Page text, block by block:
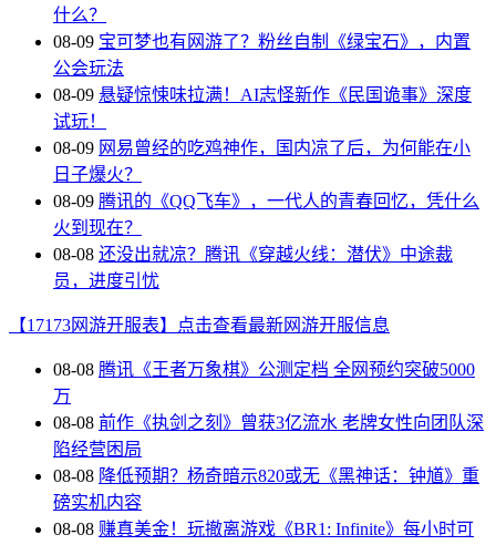
什么？
08-09 宝可梦也有网游了？粉丝自制《绿宝石》，内置
公会玩法
08-09 悬疑惊悚味拉满！AI志怪新作《民国诡事》深度
试玩！
08-09 网易曾经的吃鸡神作，国内凉了后，为何能在小
日子爆火？
08-09 腾讯的《QQ飞车》，一代人的青春回忆，凭什么
火到现在？
08-08 还没出就凉？腾讯《穿越火线：潜伏》中途裁
员，进度引忧
【17173网游开服表】点击查看最新网游开服信息
08-08 腾讯《王者万象棋》公测定档 全网预约突破5000
万
08-08 前作《执剑之刻》曾获3亿流水 老牌女性向团队深
陷经营困局
08-08 降低预期？杨奇暗示820或无《黑神话：钟馗》重
磅实机内容
08-08 赚真美金！玩撤离游戏《BR1: Infinite》每小时可